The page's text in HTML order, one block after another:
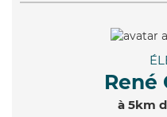
René
à 5km